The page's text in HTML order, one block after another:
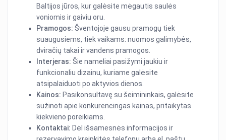
Baltijos jūros, kur galėsite mėgautis saulės
voniomis ir gaiviu oru.
Pramogos: Šventojoje gausu pramogų tiek
suaugusiems, tiek vaikams: nuomos galimybės,
dviračių takai ir vandens pramogos.
Interjeras: Šie nameliai pasižymi jaukiu ir
funkcionaliu dizainu, kuriame galėsite
atsipalaiduoti po aktyvios dienos.
Kainos: Pasikonsultavę su šeimininkais, galėsite
sužinoti apie konkurencingas kainas, pritaikytas
kiekvieno poreikiams.
Kontaktai: Dėl išsamesnės informacijos ir